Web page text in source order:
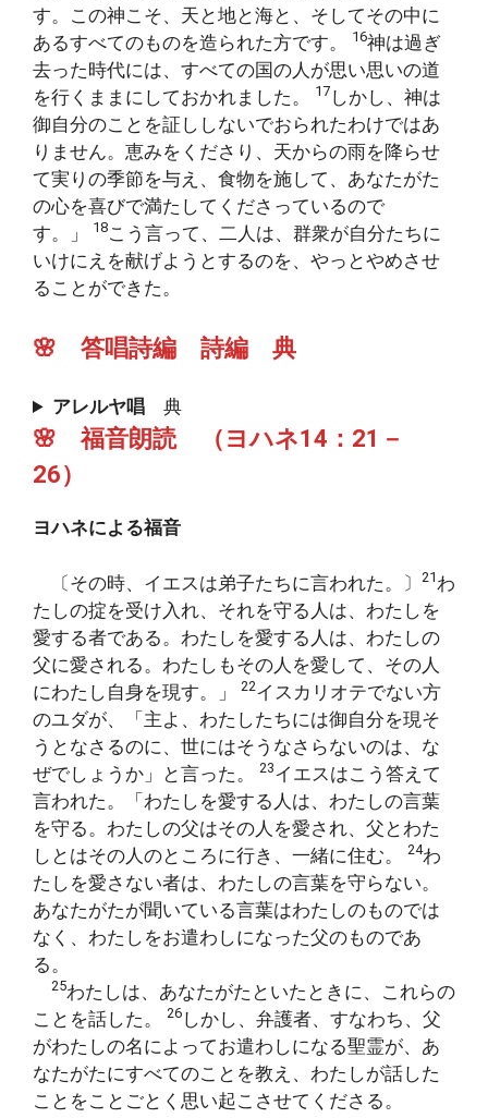
す。この神こそ、天と地と海と、そしてその中に
あるすべてのものを造られた方です。
16神は過ぎ
去った時代には、すべての国の人が思い思いの道
を行くままにしておかれました。
17 しかし、神は
御自分のことを証ししないでおられたわけではあ
りません。恵みをくださり、天からの雨を降らせ
て実りの季節を与え、食物を施して、あなたがた
の心を喜びで満たしてくださっているので
す。」
18こう言って、二人は、群衆が自分たちに
いけにえを献げようとするのを、やっとやめさせ
ることができた。
🌸 答唱詩編 詩編 典
アレルヤ唱 典
🌸 福音朗読 （ヨハネ14：21－
26）
ヨハネによる福音
〔その時、イエスは弟子たちに言われた。〕 21 わ
たしの掟を受け入れ、それを守る人は、わたしを
愛する者である。わたしを愛する人は、わたしの
父に愛される。わたしもその人を愛して、その人
にわたし自身を現す。」
22イスカリオテでない方
のユダが、「主よ、わたしたちには御自分を現そ
うとなさるのに、世にはそうなさらないのは、な
ぜでしょうか」と言った。
23イエスはこう答えて
言われた。「わたしを愛する人は、わたしの言葉
を守る。わたしの父はその人を愛され、父とわた
しとはその人のところに行き、一緒に住む。
24わ
たしを愛さない者は、わたしの言葉を守らない。
あなたがたが聞いている言葉はわたしのものでは
なく、わたしをお遣わしになった父のものであ
る。
25わたしは、あなたがたといたときに、これらの
ことを話した。
26 しかし、弁護者、すなわち、父
がわたしの名によってお遣わしになる聖霊が、あ
なたがたにすべてのことを教え、わたしが話した
ことをことごとく思い起こさせてくださる。